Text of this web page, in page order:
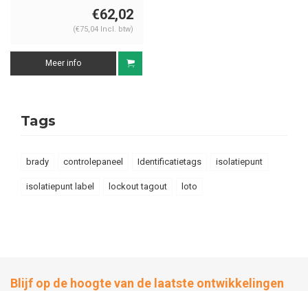
€62,02
(€75,04 Incl. btw)
Meer info
Tags
brady controlepaneel Identificatietags isolatiepunt
isolatiepunt label lockout tagout loto
Blijf op de hoogte van de laatste ontwikkelingen